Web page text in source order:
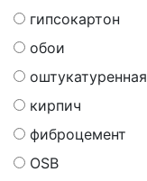
гипсокартон
обои
оштукатуренная
кирпич
фиброцемент
OSB